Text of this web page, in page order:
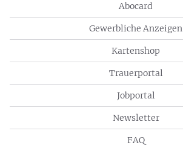
Abocard
Gewerbliche Anzeigen
Kartenshop
Trauerportal
Jobportal
Newsletter
FAQ